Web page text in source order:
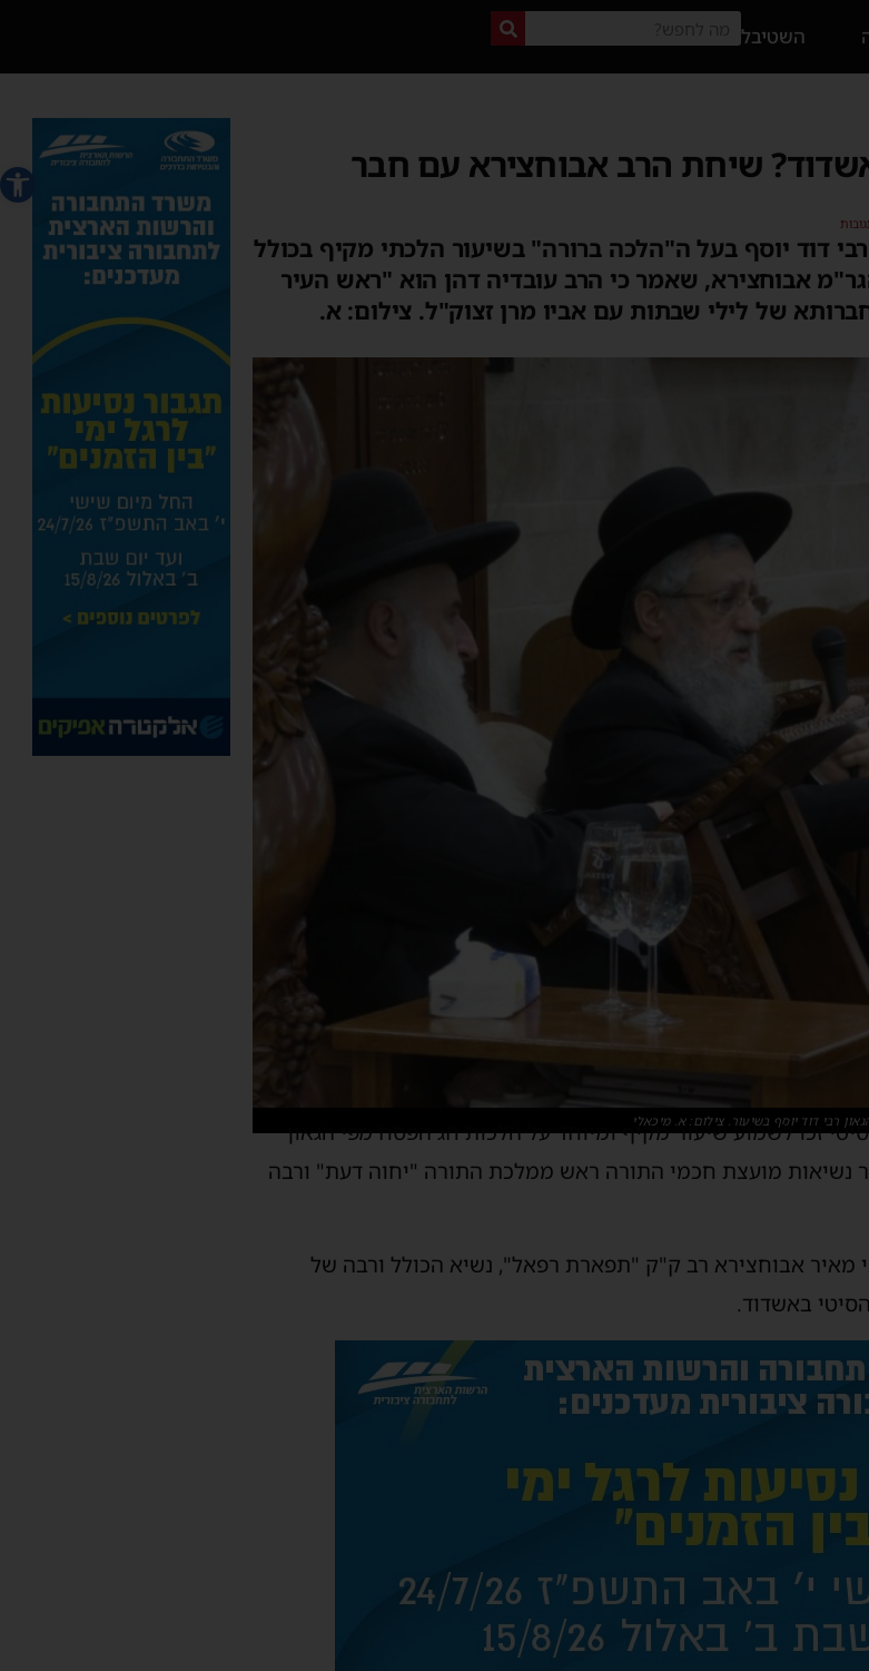
פתח
השטיבל
שיחת הרב אבוחצירא עם חבר
דוד יוסף בעל ה"הלכה ברורה" בשיעור הלכתי מקיף בכולל
אבוחצירא, שאמר כי הרב עובדיה דהן הוא "ראש העיר
של לילי שבתות עם אביו מרן זצוק"ל. צילום: א.
רבי דוד יוסף בשיעור. צילום: א. מיכאלי
זכו לשמוע שיעור מקיף ומיוחד על הלכות חג הפסח מפי הגאון
נשיאות מועצת חכמי התורה ראש ממלכת התורה "יחוה דעת" ורבה
מאיר אבוחצירא רב ק"ק "תפארת רפאל", נשיא הכולל ורבה של
באשדוד.